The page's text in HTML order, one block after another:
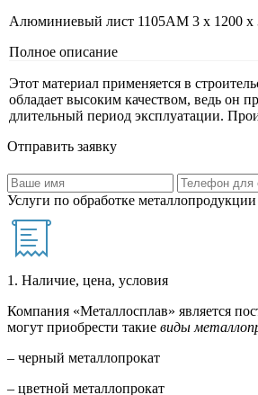
Алюминиевый лист 1105АМ 3 х 1200 х
Полное описание
Этот материал применяется в
обладает высоким качеством, ведь он
длительный период эксплуатации.
Отправить заявку
Услуги по обработке металлопродукции
1. Наличие, цена, условия
Компания «Металлосплав» является
могут приобрести такие виды
– черный металлопрокат
– цветной металлопрокат